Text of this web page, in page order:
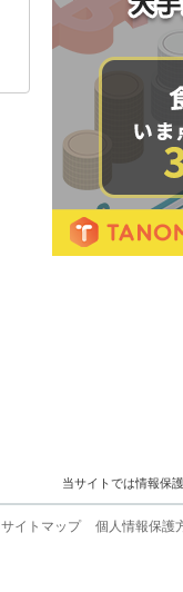
当サイトでは情報保
サイトマップ 個人情報保護